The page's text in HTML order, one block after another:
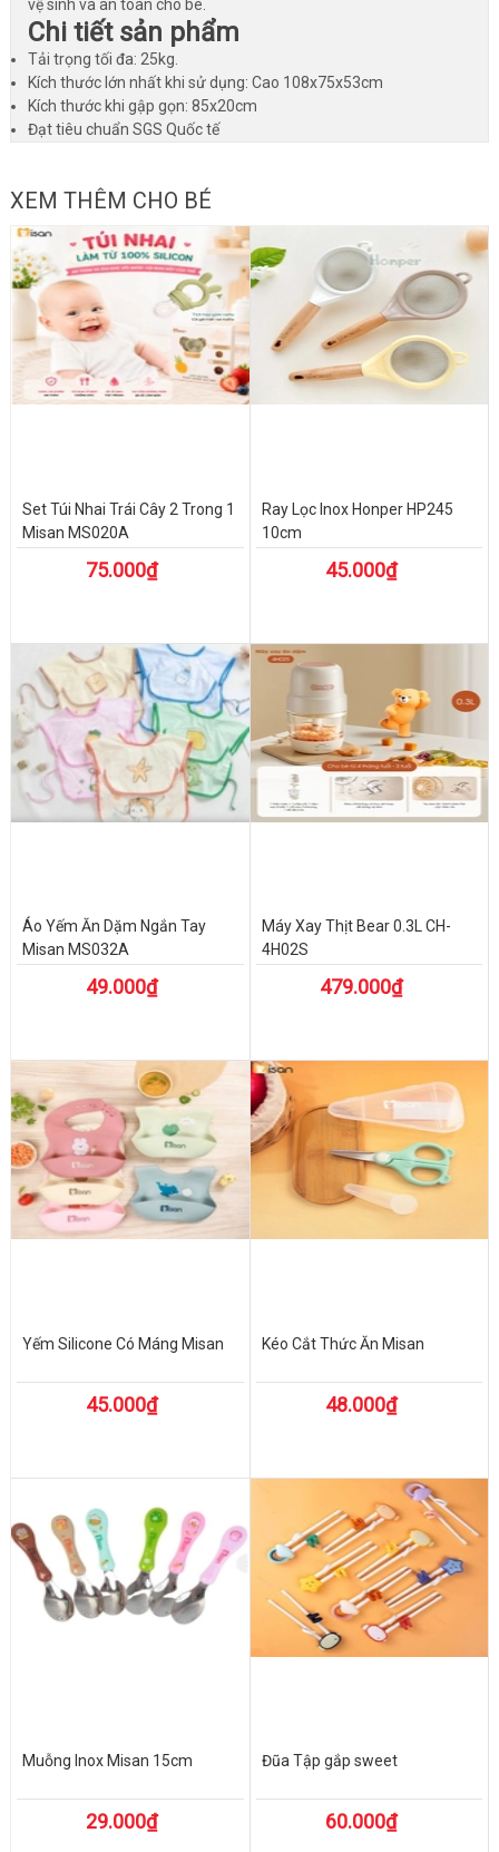
vệ sinh và an toàn cho bé.
Chi tiết sản phẩm
Tải trọng tối đa: 25kg.
Kích thước lớn nhất khi sử dụng: Cao 108x75x53cm
Kích thước khi gập gọn: 85x20cm
Đạt tiêu chuẩn SGS Quốc tế
XEM THÊM CHO BÉ
Set Túi Nhai Trái Cây 2 Trong 1
Misan MS020A
75.000₫
Ray Lọc Inox Honper HP245
10cm
45.000₫
Áo Yếm Ăn Dặm Ngắn Tay
Misan MS032A
49.000₫
Máy Xay Thịt Bear 0.3L CH-
4H02S
479.000₫
Yếm Silicone Có Máng Misan
45.000₫
Kéo Cắt Thức Ăn Misan
48.000₫
Muỗng Inox Misan 15cm
29.000₫
Đũa Tập gắp sweet
60.000₫